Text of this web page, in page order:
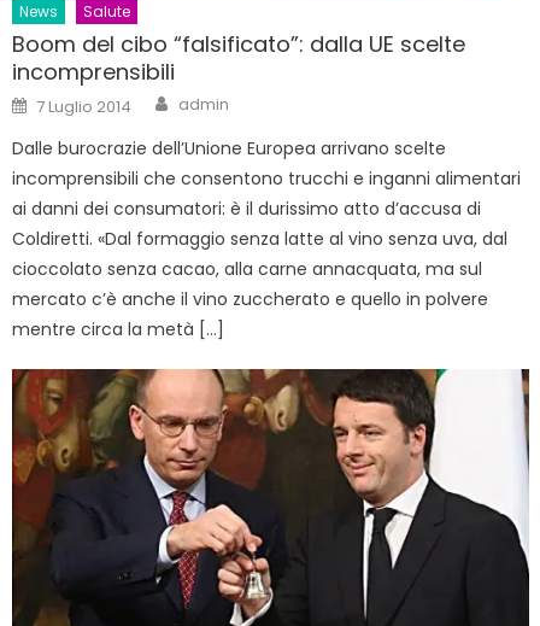
News Salute
Boom del cibo “falsificato”: dalla UE scelte
incomprensibili
Posted
on
7 Luglio 2014 Author
admin
Dalle burocrazie dell’Unione Europea arrivano scelte
incomprensibili che consentono trucchi e inganni alimentari
ai danni dei consumatori: è il durissimo atto d’accusa di
Coldiretti. «Dal formaggio senza latte al vino senza uva, dal
cioccolato senza cacao, alla carne annacquata, ma sul
mercato c’è anche il vino zuccherato e quello in polvere
mentre circa la metà […]